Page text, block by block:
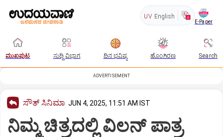
UV English
E-Paper
ಮುಖಪುಟ ಸುದ್ದಿ ವಿಭಾಗ ದಿನ ಭವಿಷ್ಯ ಹೊಂಗಿರಣ Search
ADVERTISEMENT
ಸೌತ್‌ ಸಿನಿಮಾ JUN 4, 2025, 11:51 AM IST
ನಿಮ್ಮ ಚಿತ್ರದಲ್ಲಿ ವಿಲನ್‌ ಪಾತ್ರ